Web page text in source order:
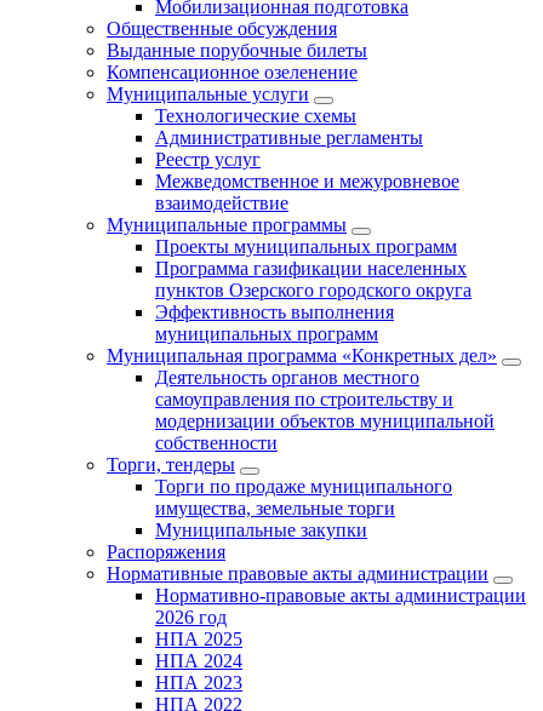
Мобилизационная подготовка
Общественные обсуждения
Выданные порубочные билеты
Компенсационное озеленение
Муниципальные услуги
Технологические схемы
Административные регламенты
Реестр услуг
Межведомственное и межуровневое
взаимодействие
Муниципальные программы
Проекты муниципальных программ
Программа газификации населенных
пунктов Озерского городского округа
Эффективность выполнения
муниципальных программ
Муниципальная программа «Конкретных дел»
Деятельность органов местного
самоуправления по строительству и
модернизации объектов муниципальной
собственности
Торги, тендеры
Торги по продаже муниципального
имущества, земельные торги
Муниципальные закупки
Распоряжения
Нормативные правовые акты администрации
Нормативно-правовые акты администрации
2026 год
НПА 2025
НПА 2024
НПА 2023
НПА 2022